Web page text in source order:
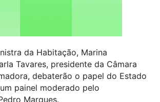
da Habitação, Marina
Tavares, presidente da Câmara
debaterão o papel do Estado
painel moderado pelo
Marques.